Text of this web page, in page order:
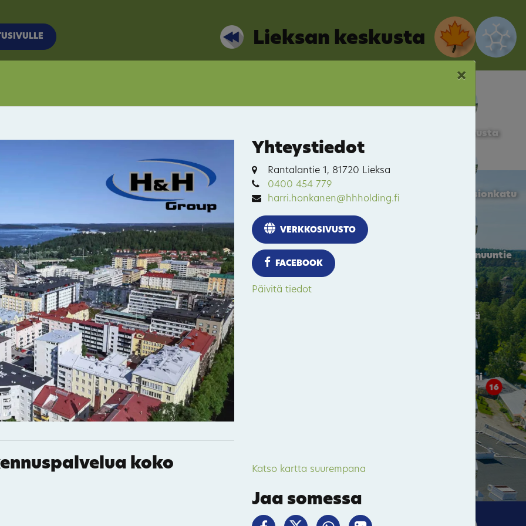
Lieksan keskusta
Lieksan keskusta
Pielisentie / Moisionkatu
Pielisentie / Kainuuntie
Rantakylä
Kevätniemi
1
16
14
45
10
20
25
×
koko
Yhteystiedot
Rantalantie 1, 81720 Lieksa
0400 454 779
harri.honkanen@hhholding.fi
VERKKOSIVUSTO
FACEBOOK
Päivitä tiedot
Katso kartta suurempana
Jaa somessa